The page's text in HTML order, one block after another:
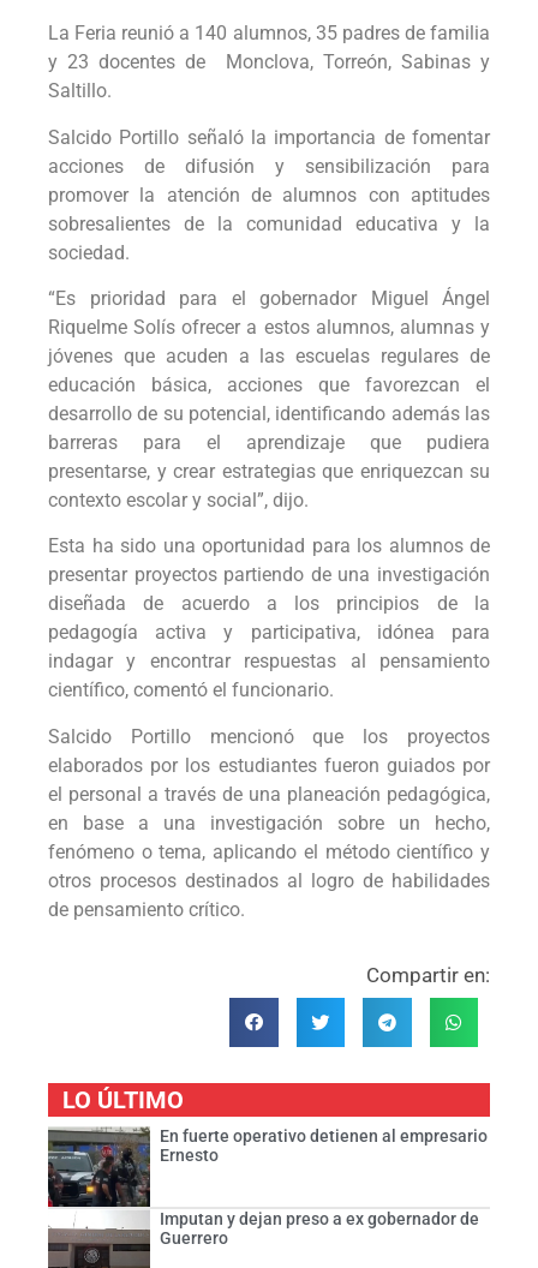
La Feria reunió a 140 alumnos, 35 padres de familia
y 23 docentes de Monclova, Torreón, Sabinas y
Saltillo.
Salcido Portillo señaló la importancia de fomentar
acciones de difusión y sensibilización para
promover la atención de alumnos con aptitudes
sobresalientes de la comunidad educativa y la
sociedad.
“Es prioridad para el gobernador Miguel Ángel
Riquelme Solís ofrecer a estos alumnos, alumnas y
jóvenes que acuden a las escuelas regulares de
educación básica, acciones que favorezcan el
desarrollo de su potencial, identificando además las
barreras para el aprendizaje que pudiera
presentarse, y crear estrategias que enriquezcan su
contexto escolar y social”, dijo.
Esta ha sido una oportunidad para los alumnos de
presentar proyectos partiendo de una investigación
diseñada de acuerdo a los principios de la
pedagogía activa y participativa, idónea para
indagar y encontrar respuestas al pensamiento
científico, comentó el funcionario.
Salcido Portillo mencionó que los proyectos
elaborados por los estudiantes fueron guiados por
el personal a través de una planeación pedagógica,
en base a una investigación sobre un hecho,
fenómeno o tema, aplicando el método científico y
otros procesos destinados al logro de habilidades
de pensamiento crítico.
Compartir en:
LO ÚLTIMO
En fuerte operativo detienen al empresario
Ernesto
Imputan y dejan preso a ex gobernador de
Guerrero